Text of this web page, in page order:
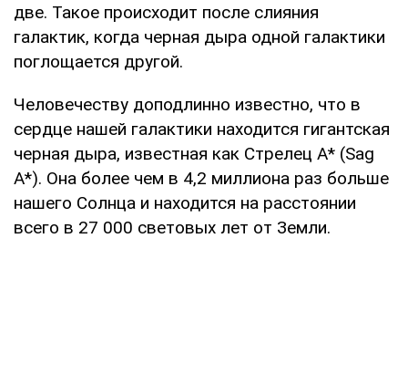
две. Такое происходит после слияния
галактик, когда черная дыра одной галактики
поглощается другой.
Человечеству доподлинно известно, что в
сердце нашей галактики находится гигантская
черная дыра, известная как Стрелец A* (Sag
A*). Она более чем в 4,2 миллиона раз больше
нашего Солнца и находится на расстоянии
всего в 27 000 световых лет от Земли.